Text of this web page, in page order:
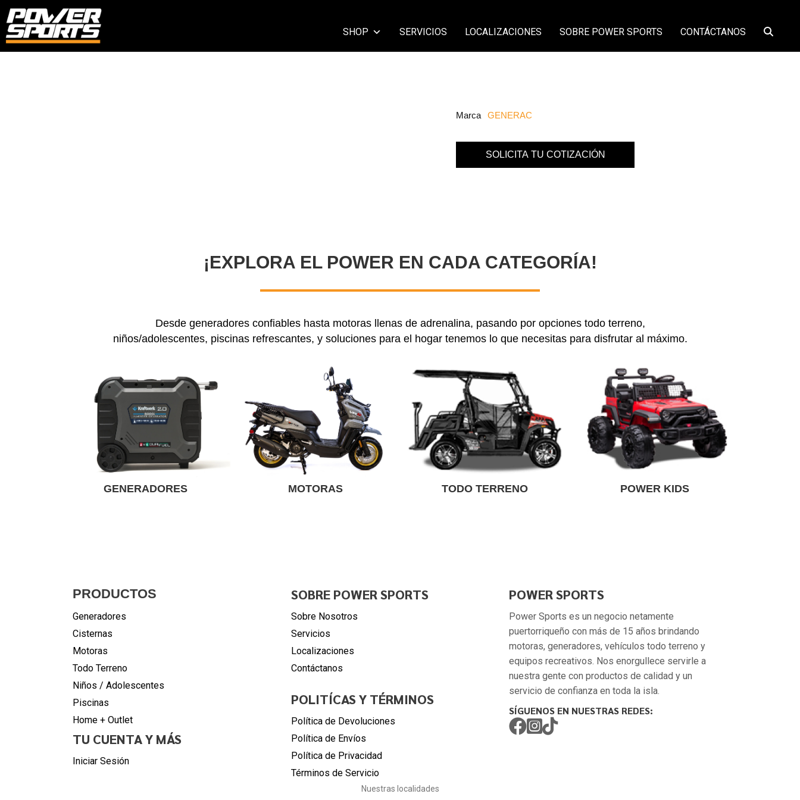
SHOP SERVICIOS LOCALIZACIONES SOBRE POWER SPORTS CONTÁCTANOS
Marca GENERAC
SOLICITA TU COTIZACIÓN
¡EXPLORA EL POWER EN CADA CATEGORÍA!
Desde generadores confiables hasta motoras llenas de adrenalina, pasando por opciones todo terreno,
niños/adolescentes, piscinas refrescantes, y soluciones para el hogar tenemos lo que necesitas para disfrutar al máximo.
GENERADORES MOTORAS TODO TERRENO POWER KIDS
PRODUCTOS
Generadores
Cisternas
Motoras
Todo Terreno
Niños / Adolescentes
Piscinas
Home + Outlet
TU CUENTA Y MÁS
Iniciar Sesión
SOBRE POWER SPORTS
Sobre Nosotros
Servicios
Localizaciones
Contáctanos
POLITÍCAS Y TÉRMINOS
Política de Devoluciones
Política de Envíos
Política de Privacidad
Términos de Servicio
POWER SPORTS
Power Sports es un negocio netamente
puertorriqueño con más de 15 años brindando
motoras, generadores, vehículos todo terreno y
equipos recreativos. Nos enorgullece servirle a
nuestra gente con productos de calidad y un
servicio de confianza en toda la isla.
SÍGUENOS EN NUESTRAS REDES:
Nuestras localidades